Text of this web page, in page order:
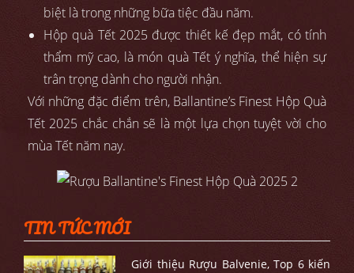
biệt là trong những bữa tiệc đầu năm.
Hộp quà Tết 2025 được thiết kế đẹp mắt, có tính
thẩm mỹ cao, là món quà Tết ý nghĩa, thể hiện sự
trân trọng dành cho người nhận.
Với những đặc điểm trên, Ballantine’s Finest Hộp Quà
Tết 2025 chắc chắn sẽ là một lựa chọn tuyệt vời cho
mùa Tết năm nay.
TIN TỨC MỚI
Giới thiệu Rượu Balvenie, Top 6 kiến